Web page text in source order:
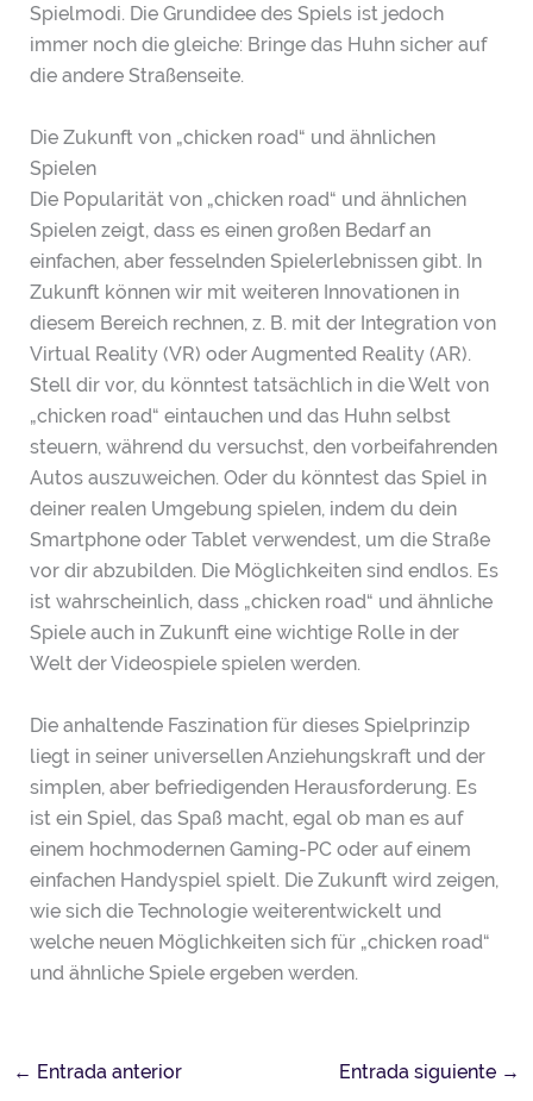
Spielmodi. Die Grundidee des Spiels ist jedoch
immer noch die gleiche: Bringe das Huhn sicher auf
die andere Straßenseite.
Die Zukunft von „chicken road“ und ähnlichen
Spielen
Die Popularität von „chicken road“ und ähnlichen
Spielen zeigt, dass es einen großen Bedarf an
einfachen, aber fesselnden Spielerlebnissen gibt. In
Zukunft können wir mit weiteren Innovationen in
diesem Bereich rechnen, z. B. mit der Integration von
Virtual Reality (VR) oder Augmented Reality (AR).
Stell dir vor, du könntest tatsächlich in die Welt von
„chicken road“ eintauchen und das Huhn selbst
steuern, während du versuchst, den vorbeifahrenden
Autos auszuweichen. Oder du könntest das Spiel in
deiner realen Umgebung spielen, indem du dein
Smartphone oder Tablet verwendest, um die Straße
vor dir abzubilden. Die Möglichkeiten sind endlos. Es
ist wahrscheinlich, dass „chicken road“ und ähnliche
Spiele auch in Zukunft eine wichtige Rolle in der
Welt der Videospiele spielen werden.
Die anhaltende Faszination für dieses Spielprinzip
liegt in seiner universellen Anziehungskraft und der
simplen, aber befriedigenden Herausforderung. Es
ist ein Spiel, das Spaß macht, egal ob man es auf
einem hochmodernen Gaming-PC oder auf einem
einfachen Handyspiel spielt. Die Zukunft wird zeigen,
wie sich die Technologie weiterentwickelt und
welche neuen Möglichkeiten sich für „chicken road“
und ähnliche Spiele ergeben werden.
← Entrada anterior Entrada siguiente →